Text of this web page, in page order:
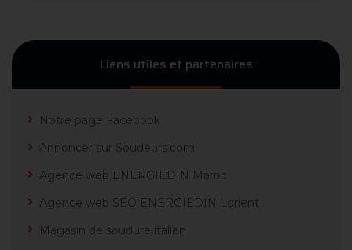
Liens utiles et partenaires
Notre page Facebook
Annoncer sur Soudeurs.com
Agence web ENERGIEDIN Maroc
Agence web SEO ENERGIEDIN Lorient
Magasin de soudure italien